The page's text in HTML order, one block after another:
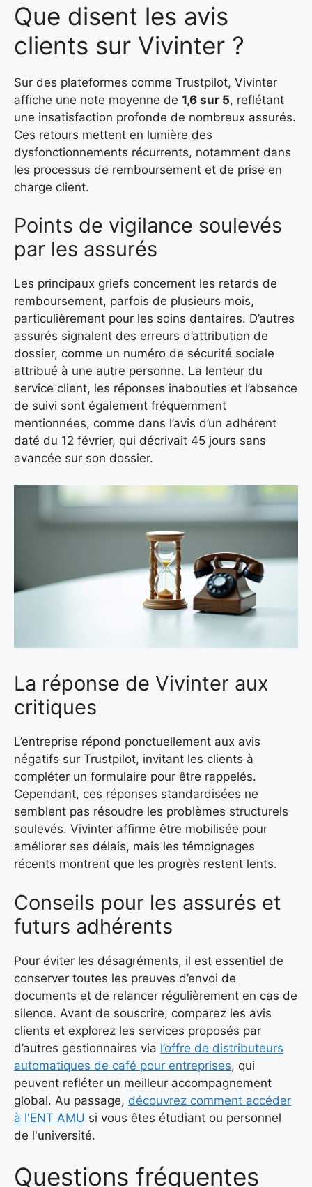
Que disent les avis
clients sur Vivinter ?
Sur des plateformes comme Trustpilot, Vivinter
affiche une note moyenne de 1,6 sur 5, reflétant
une insatisfaction profonde de nombreux assurés.
Ces retours mettent en lumière des
dysfonctionnements récurrents, notamment dans
les processus de remboursement et de prise en
charge client.
Points de vigilance soulevés
par les assurés
Les principaux griefs concernent les retards de
remboursement, parfois de plusieurs mois,
particulièrement pour les soins dentaires. D’autres
assurés signalent des erreurs d’attribution de
dossier, comme un numéro de sécurité sociale
attribué à une autre personne. La lenteur du
service client, les réponses inabouties et l’absence
de suivi sont également fréquemment
mentionnées, comme dans l’avis d’un adhérent
daté du 12 février, qui décrivait 45 jours sans
avancée sur son dossier.
La réponse de Vivinter aux
critiques
L’entreprise répond ponctuellement aux avis
négatifs sur Trustpilot, invitant les clients à
compléter un formulaire pour être rappelés.
Cependant, ces réponses standardisées ne
semblent pas résoudre les problèmes structurels
soulevés. Vivinter affirme être mobilisée pour
améliorer ses délais, mais les témoignages
récents montrent que les progrès restent lents.
Conseils pour les assurés et
futurs adhérents
Pour éviter les désagréments, il est essentiel de
conserver toutes les preuves d’envoi de
documents et de relancer régulièrement en cas de
silence. Avant de souscrire, comparez les avis
clients et explorez les services proposés par
d’autres gestionnaires via l’offre de distributeurs
automatiques de café pour entreprises, qui
peuvent refléter un meilleur accompagnement
global. Au passage, découvrez comment accéder
à l'ENT AMU si vous êtes étudiant ou personnel
de l'université.
Questions fréquentes